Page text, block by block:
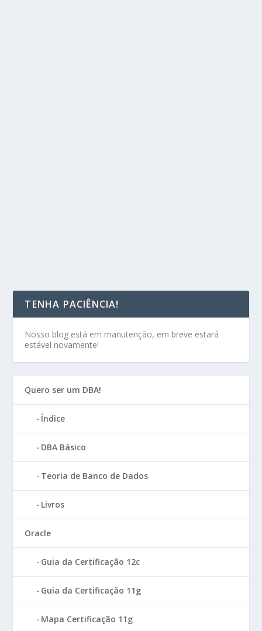
TENHA PACIÊNCIA!
Nosso blog está em manutenção, em breve estará
estável novamente!
Quero ser um DBA!
Índice
DBA Básico
Teoria de Banco de Dados
Livros
Oracle
Guia da Certificação 12c
Guia da Certificação 11g
Mapa Certificação 11g